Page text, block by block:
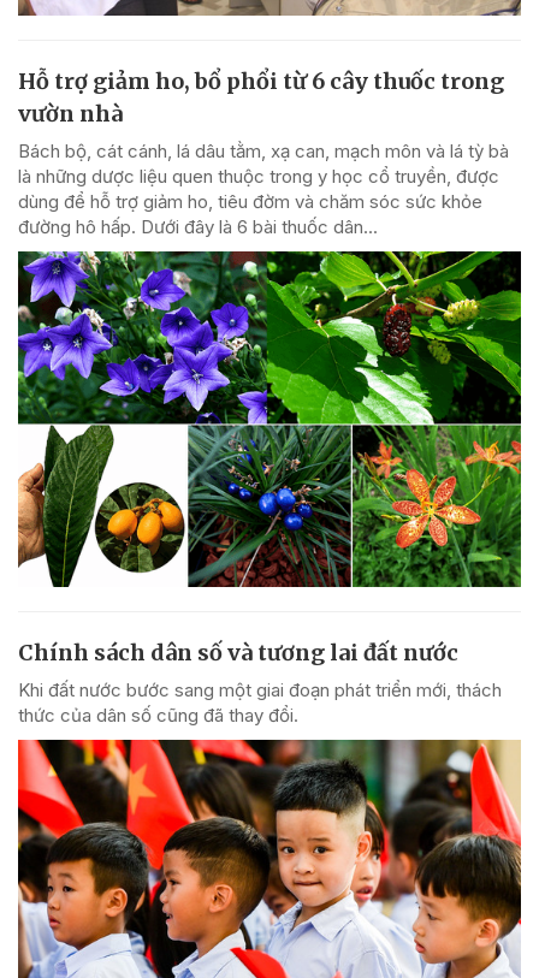
Hỗ trợ giảm ho, bổ phổi từ 6 cây thuốc trong
vườn nhà
Bách bộ, cát cánh, lá dâu tằm, xạ can, mạch môn và lá tỳ bà
là những dược liệu quen thuộc trong y học cổ truyền, được
dùng để hỗ trợ giảm ho, tiêu đờm và chăm sóc sức khỏe
đường hô hấp. Dưới đây là 6 bài thuốc dân...
Chính sách dân số và tương lai đất nước
Khi đất nước bước sang một giai đoạn phát triển mới, thách
thức của dân số cũng đã thay đổi.